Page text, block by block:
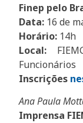
Finep pelo
Data: 16 de
Horário: 14h
Local:
Funcionários
Inscrições
Ana Paula
Imprensa